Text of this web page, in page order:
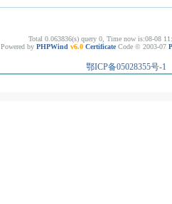
Total 0.063836(s) query 0, Time now is:08-08
Powered by PHPWind v6.0 Certificate Code © 2003-07
鄂ICP备05028355号-1